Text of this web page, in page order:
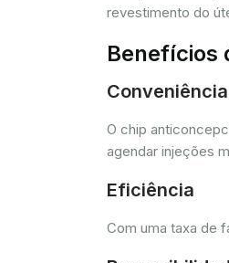
revestimento do
Benefícios
Conveniência
O chip
agendar injeções
Eficiência
Com uma taxa de